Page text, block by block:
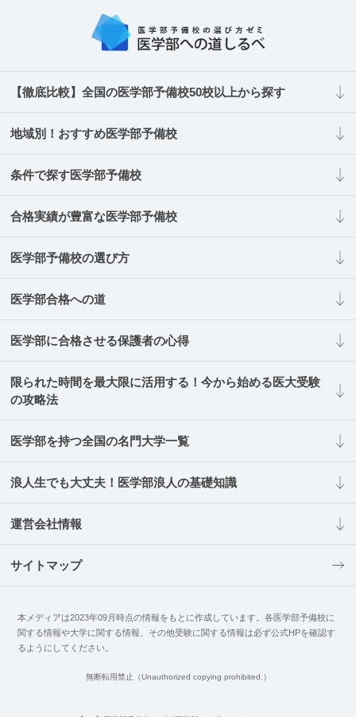
【徹底比較】全国の医学部予備校50校以上から探す
地域別！おすすめ医学部予備校
条件で探す医学部予備校
合格実績が豊富な医学部予備校
医学部予備校の選び方
医学部合格への道
医学部に合格させる保護者の心得
限られた時間を最大限に活用する！今から始める医大受験
の攻略法
医学部を持つ全国の名門大学一覧
浪人生でも大丈夫！医学部浪人の基礎知識
運営会社情報
サイトマップ
本メディアは2023年09月時点の情報をもとに作成しています。各医学部予備校に
関する情報や大学に関する情報、その他受験に関する情報は必ず公式HPを確認す
るようにしてください。
無断転用禁止（Unauthorized copying prohibited.）